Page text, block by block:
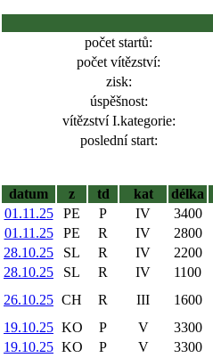
počet startů:
počet vítězství:
zisk:
úspěšnost:
vítězství I.kategorie:
poslední start:
datum
z td kat délka
01.11.25
PE P IV 3400
01.11.25
PE R IV 2800
28.10.25
SL R IV 2200
28.10.25
SL R IV 1100
26.10.25 CH R III 1600
19.10.25 KO P V 3300
19.10.25 KO P V 3300